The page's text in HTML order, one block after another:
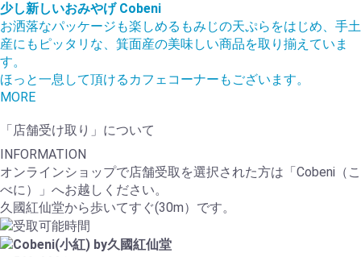
少し新しいおみやげ Cobeni
お洒落なパッケージも楽しめるもみじの天ぷらをはじめ、手土
産にもピッタリな、箕面産の美味しい商品を取り揃えていま
す。
ほっと一息して頂けるカフェコーナーもございます。
MORE
「店舗受け取り」について
INFORMATION
オンラインショップで店舗受取を選択された方は「Cobeni（こ
べに）」へお越しください。
久國紅仙堂から歩いてすぐ(30m）です。